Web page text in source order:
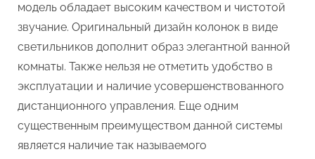
модель обладает высоким качеством и чистотой
звучание. Оригинальный дизайн колонок в виде
светильников дополнит образ элегантной ванной
комнаты. Также нельзя не отметить удобство в
эксплуатации и наличие усовершенствованного
дистанционного управления. Еще одним
существенным преимуществом данной системы
является наличие так называемого